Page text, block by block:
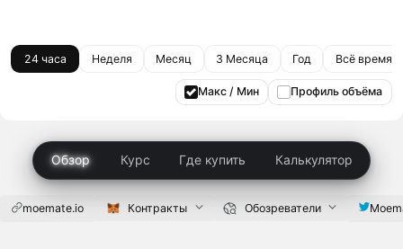
24 часа Неделя Месяц 3 Месяца Год Всё время
Макс / Мин Профиль объёма
Обзор Курс Где купить Калькулятор
moemate.io Контракты Обозреватели